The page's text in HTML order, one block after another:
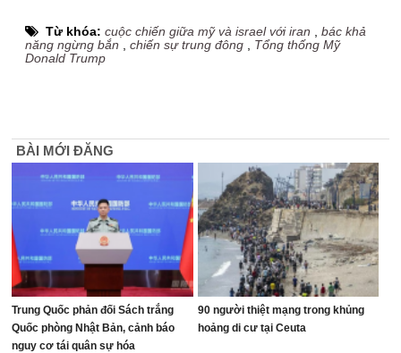
Từ khóa:cuộc chiến giữa mỹ và israel với iran ,bác khả
năng ngừng bắn ,chiến sự trung đông
Tổng thống Mỹ
Donald Trump
BÀI MỚI ĐĂNG
Trung Quốc phản đối Sách trắng
Quốc phòng Nhật Bản, cảnh báo
nguy cơ tái quân sự hóa
90 người thiệt mạng trong khủng
hoảng di cư tại Ceuta